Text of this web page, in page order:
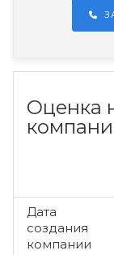
Оценка
Дата
создания
компании